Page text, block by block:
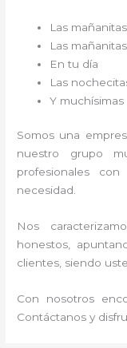
Las
Las
En tu día
Las
Y muchísimas
Somos una
nuestro grupo
profesionales
necesidad.
Nos
honestos,
clientes, siendo
Con nosotros
Contáctanos y